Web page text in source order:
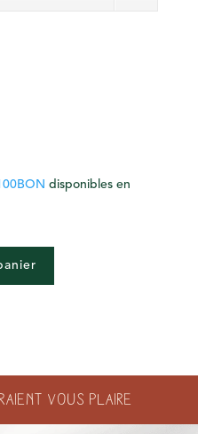
disponibles en
vous plaire